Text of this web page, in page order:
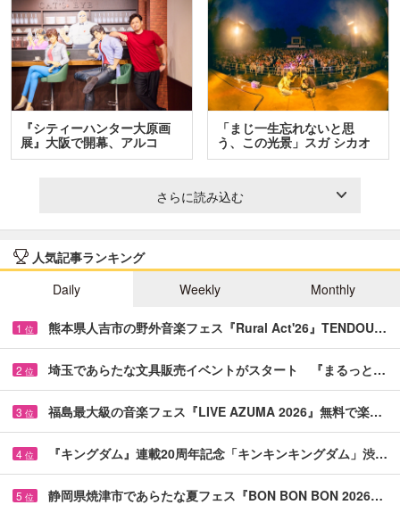
『シティーハンター大原画
展』大阪で開幕、アルコ
＆…
「まじ一生忘れないと思
う、この光景」スガ シカオ
と…
さらに読み込む
人気記事ランキング
Daily
Weekly Monthly
1 位 熊本県人吉市の野外音楽フェス『Rural Act'26』TENDOU…
2 位 埼玉であらたな文具販売イベントがスタート 『まるっと…
3 位 福島最大級の音楽フェス『LIVE AZUMA 2026』無料で楽…
4 位 『キングダム』連載20周年記念「キンキンキングダム」渋…
5 位 静岡県焼津市であらたな夏フェス『BON BON BON 2026…